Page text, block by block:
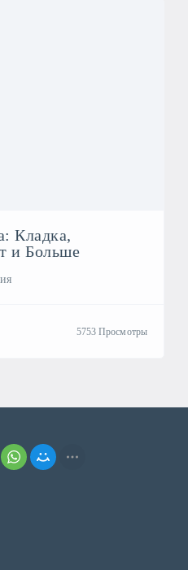
Кладка,
и Больше
5753 Просмотры